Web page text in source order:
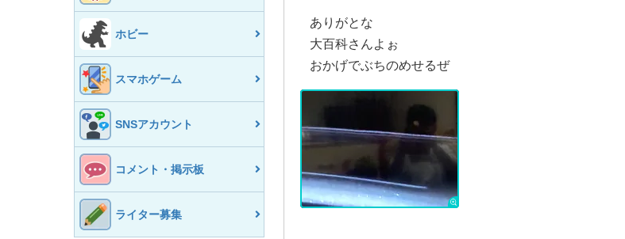
ホビー
スマホゲーム
SNSアカウント
コメント・掲示板
ライター募集
ありがとな
大百科さんよぉ
おかげでぶちのめせるぜ